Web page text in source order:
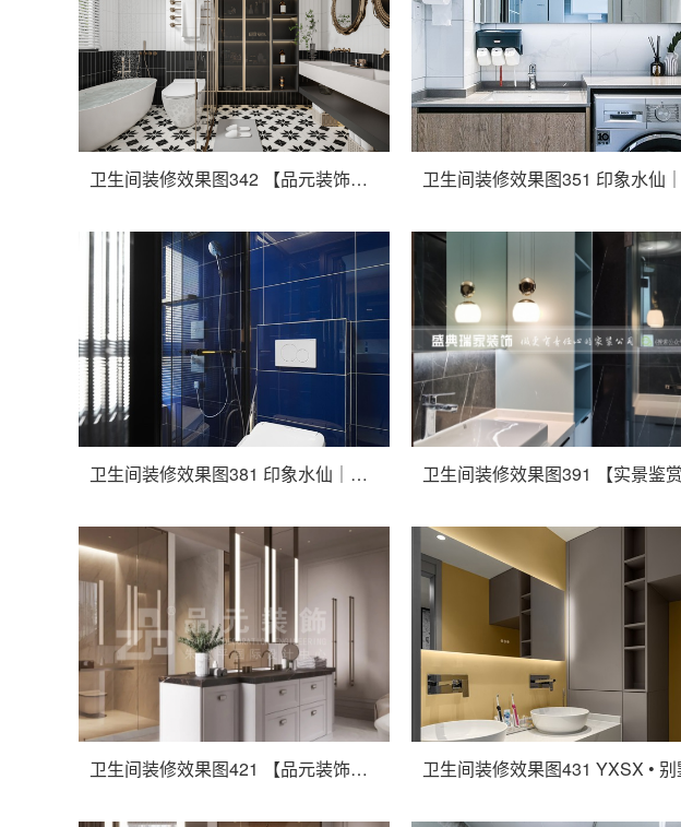
卫生间装修效果图342 【品元装饰】滨江道静园 法式复古风
卫生间装修效果图381 印象水仙｜有温度，更有生活的痕迹，125㎡新中式
卫生间装修效果图421 【品元装饰】金茂府 现代轻奢 156平